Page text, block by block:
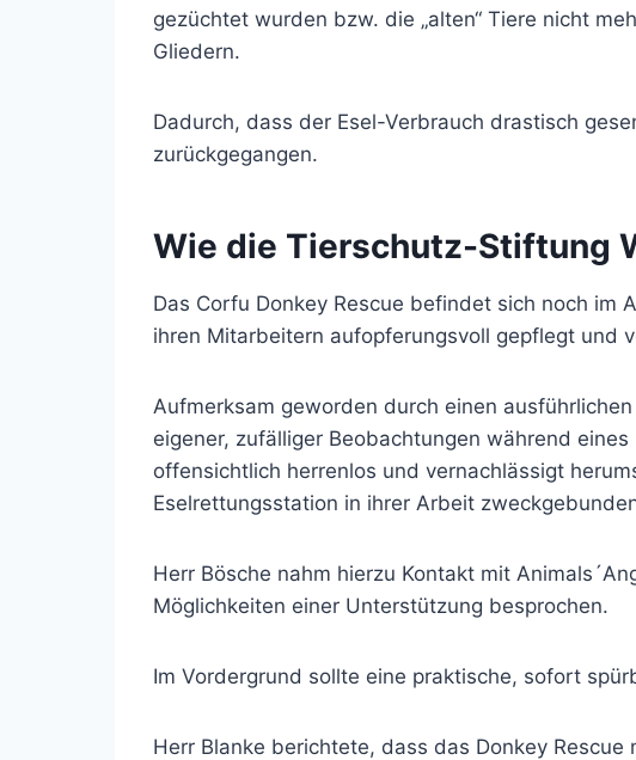
gezüchtet wurden bzw. die „alten“ Tiere nicht
Gliedern.
Dadurch, dass der Esel-Verbrauch drastisch
zurückgegangen.
Wie die Tierschutz-Stiftung
Das Corfu Donkey Rescue befindet sich noch im
ihren Mitarbeitern aufopferungsvoll gepflegt und
Aufmerksam geworden durch einen
eigener, zufälliger Beobachtungen während
offensichtlich herrenlos und vernachlässigt
Eselrettungsstation in ihrer Arbeit
Herr Bösche nahm hierzu Kontakt mit
Möglichkeiten einer Unterstützung besprochen.
Im Vordergrund sollte eine praktische, sofort
Herr Blanke berichtete, dass das Donkey